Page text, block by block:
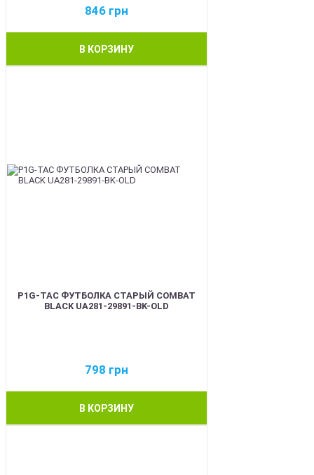
846 грн
В КОРЗИНУ
P1G-TAC ФУТБОЛКА СТАРЫЙ COMBAT
BLACK UA281-29891-BK-OLD
798 грн
В КОРЗИНУ